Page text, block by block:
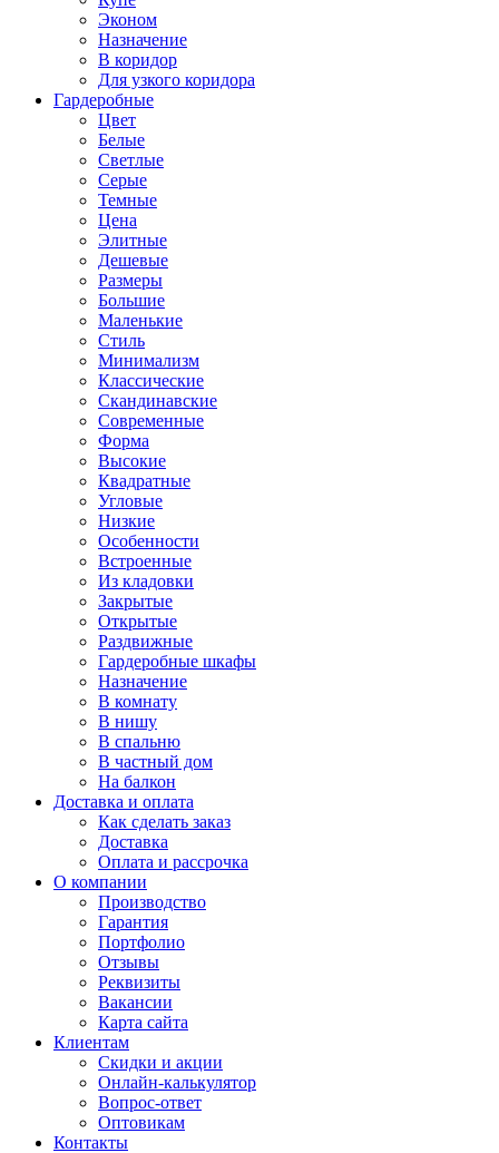
Эконом
Назначение
В коридор
Для узкого коридора
Гардеробные
Цвет
Белые
Светлые
Серые
Темные
Цена
Элитные
Дешевые
Размеры
Большие
Маленькие
Стиль
Минимализм
Классические
Скандинавские
Современные
Форма
Высокие
Квадратные
Угловые
Низкие
Особенности
Встроенные
Из кладовки
Закрытые
Открытые
Раздвижные
Гардеробные шкафы
Назначение
В комнату
В нишу
В спальню
В частный дом
На балкон
Доставка и оплата
Как сделать заказ
Доставка
Оплата и рассрочка
О компании
Производство
Гарантия
Портфолио
Отзывы
Реквизиты
Вакансии
Карта сайта
Клиентам
Скидки и акции
Онлайн-калькулятор
Вопрос-ответ
Оптовикам
Контакты